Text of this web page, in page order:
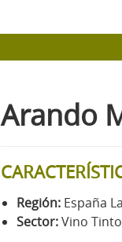
Arando
Región: España
Sector:Vino Tinto